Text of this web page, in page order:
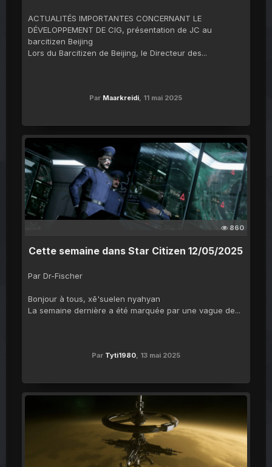
ACTUALITÉS IMPORTANTES CONCERNANT LE
DÉVELOPPEMENT DE CIG, présentation de JC au
barcitizen Beijing
Lors du Barcitizen de Beijing, le Directeur des...
Par Maarkreidi, 11 mai 2025
860
Cette semaine dans Star Citizen 12/05/2025
Par Dr-Fischer
Bonjour à tous, xē'suelen nyahyan
La semaine dernière a été marquée par une vague de...
Par Tyti1980, 13 mai 2025